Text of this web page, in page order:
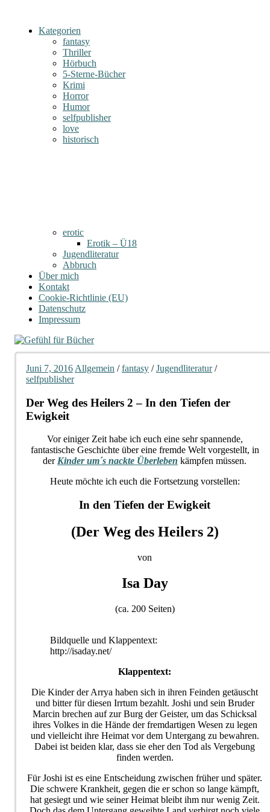
Kategorien
fantasy
Thriller
Hörbuch
5-Sterne-Bücher
Krimi
Horror
Humor
selfpublisher
love
historisch
erotic
Erotik – Ü18
Jugendliteratur
Abbruch
Über mich
Kontakt
Cookie-Richtlinie (EU)
Datenschutz
Impressum
Juni 7, 2016 Allgemein /fantasy /Jugendliteratur/
selfpublisher
Der Weg des Heilers 2 – In den Tiefen der
Ewigkeit
Vor einiger Zeit habe ich euch eine sehr spannende,
fantastische Geschichte über eine fremde Welt vorgestellt, in
derKinder um´s nackte Überleben kämpfen müssen.
Heute möchte ich euch die Fortsetzung vorstellen:
In den Tiefen der Ewigkeit
(Der Weg des Heilers 2)
von
Isa Day
(ca. 200 Seiten)
Bildquelle und Klappentext:
http://isaday.net/
Klappentext:
Die Kinder der Arrya haben sich in ihren Feinden getäuscht
und bitter für diesen Irrtum bezahlt. Joshi und sein Bruder
Marcin brechen auf zur Burg der Geister, um das Schicksal
ihres Volkes in die Hände der fremdartigen Wesen zu legen
und vielleicht ihre Heimat vor dem Untergang zu bewahren.
Dabei ist beiden klar, dass sie eher den Tod als Vergebung
finden werden.
Für Joshi ist es eine Entscheidung zwischen früher und später.
Die schwere Krankheit, gegen die er schon so lange kämpft,
hat gesiegt und wie seiner Heimat bleibt ihm nur wenig Zeit.